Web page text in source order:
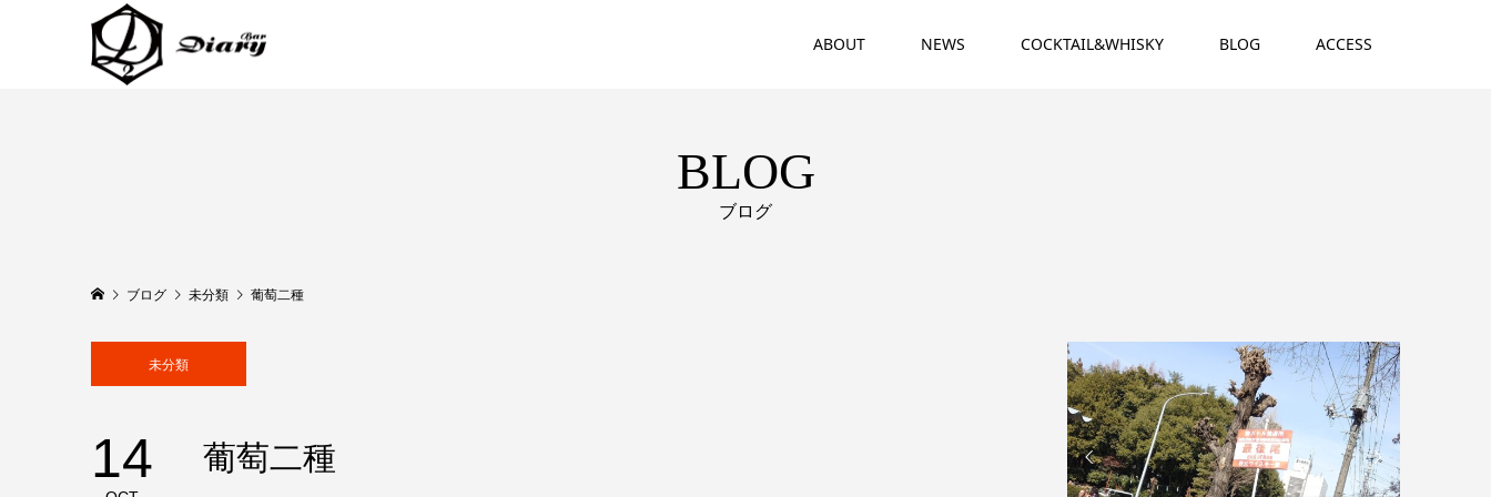
ABOUT NEWS COCKTAIL&WHISKY BLOG ACCESS
BLOG
ブログ
ブログ 未分類 葡萄二種
未分類
14 葡萄二種  